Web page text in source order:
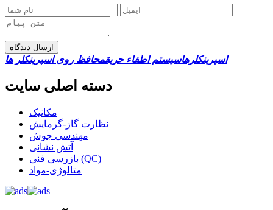
ارسال دیدگاه
اسپرینکلرهاسیستم اطفاء حریقمحافظ روی اسپرینکلر ها
دسته اصلی سایت
مکانیک
نظارت گاز-گرمایش
مهندسی جوش
آتش نشانی
بازرسی فنی (QC)
متالوژی-مواد